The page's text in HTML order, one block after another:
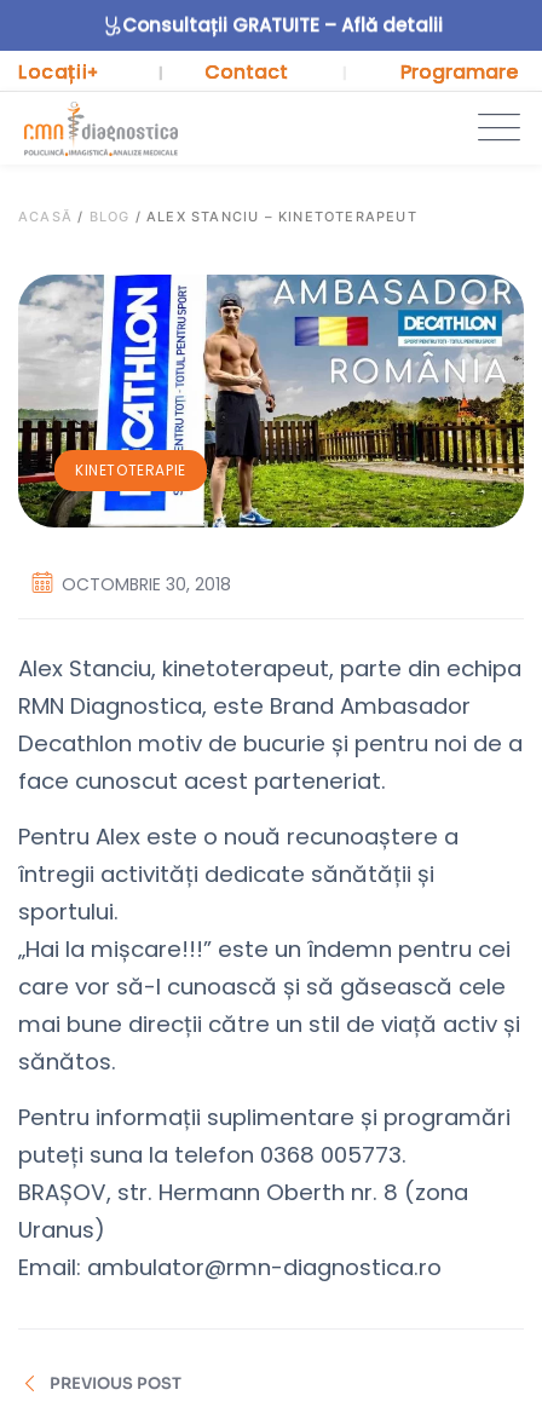
Consultații GRATUITE – Află detalii
Locații+ | Contact Programare
ACASĂ / BLOG /ALEX STANCIU – KINETOTERAPEUT
KINETOTERAPIE
OCTOMBRIE 30, 2018
Alex Stanciu, kinetoterapeut, parte din echipa
RMN Diagnostica, este Brand Ambasador
Decathlon motiv de bucurie și pentru noi de a
face cunoscut acest parteneriat.
Pentru Alex este o nouă recunoaștere a
întregii activități dedicate sănătății și
sportului.
„Hai la mișcare!!!” este un îndemn pentru cei
care vor să-l cunoască și să găsească cele
mai bune direcții către un stil de viață activ și
sănătos.
Pentru informații suplimentare și programări
puteți suna la telefon 0368 005773.
BRAȘOV, str. Hermann Oberth nr. 8 (zona
Uranus)
Email: ambulator@rmn-diagnostica.ro
PREVIOUS POST